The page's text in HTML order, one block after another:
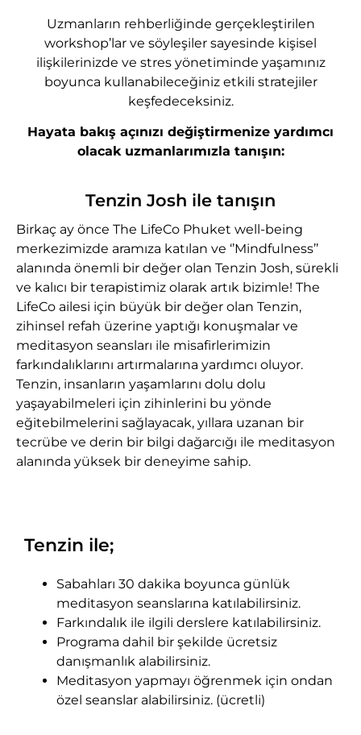
Uzmanların rehberliğinde gerçekleştirilen
workshop’lar ve söyleşiler sayesinde kişisel
ilişkilerinizde ve stres yönetiminde yaşamınız
boyunca kullanabileceğiniz etkili stratejiler
keşfedeceksiniz.
Hayata bakış açınızı değiştirmenize yardımcı
olacak uzmanlarımızla tanışın:
Tenzin Josh ile tanışın
Birkaç ay önce The LifeCo Phuket well-being
merkezimizde aramıza katılan ve ‘’Mindfulness’’
alanında önemli bir değer olan Tenzin Josh, sürekli
ve kalıcı bir terapistimiz olarak artık bizimle! The
LifeCo ailesi için büyük bir değer olan Tenzin,
zihinsel refah üzerine yaptığı konuşmalar ve
meditasyon seansları ile misafirlerimizin
farkındalıklarını artırmalarına yardımcı oluyor.
Tenzin, insanların yaşamlarını dolu dolu
yaşayabilmeleri için zihinlerini bu yönde
eğitebilmelerini sağlayacak, yıllara uzanan bir
tecrübe ve derin bir bilgi dağarcığı ile meditasyon
alanında yüksek bir deneyime sahip.
Tenzin ile;
Sabahları 30 dakika boyunca günlük
meditasyon seanslarına katılabilirsiniz.
Farkındalık ile ilgili derslere katılabilirsiniz.
Programa dahil bir şekilde ücretsiz
danışmanlık alabilirsiniz.
Meditasyon yapmayı öğrenmek için ondan
özel seanslar alabilirsiniz. (ücretli)